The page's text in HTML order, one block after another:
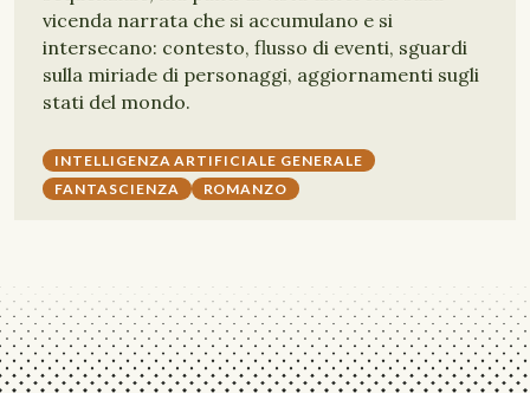
vicenda narrata che si accumulano e si
intersecano: contesto, flusso di eventi, sguardi
sulla miriade di personaggi, aggiornamenti sugli
stati del mondo.
INTELLIGENZA ARTIFICIALE GENERALE
FANTASCIENZA
ROMANZO